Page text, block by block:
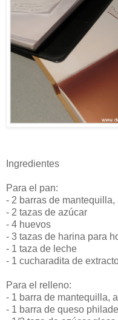
Ingredientes
Para el pan:
- 2 barras de
- 2 tazas de azúcar
- 4 huevos
- 3 tazas de harina para
- 1 taza de leche
- 1 cucharadita de
Para el relleno:
- 1 barra de mantequilla,
- 1 barra de queso